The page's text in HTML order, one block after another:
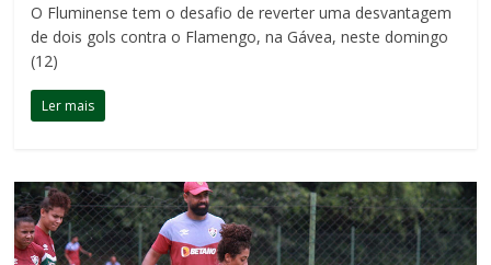
O Fluminense tem o desafio de reverter uma desvantagem
de dois gols contra o Flamengo, na Gávea, neste domingo
(12)
Ler mais